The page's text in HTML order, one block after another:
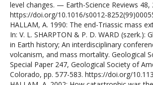
level changes. — Earth-Science Reviews 48,
https://doi.org/10.1016/s0012-
HALLAM, A. 1990: The end-Triassic mass
In: V. L. SHARPTON & P. D. WARD (szerk.):
in Earth history; An interdisciplinary
volcanism, and mass mortality. Geological
Special Paper 247, Geological Society of
Colorado, pp. 577-583. https://doi.org/